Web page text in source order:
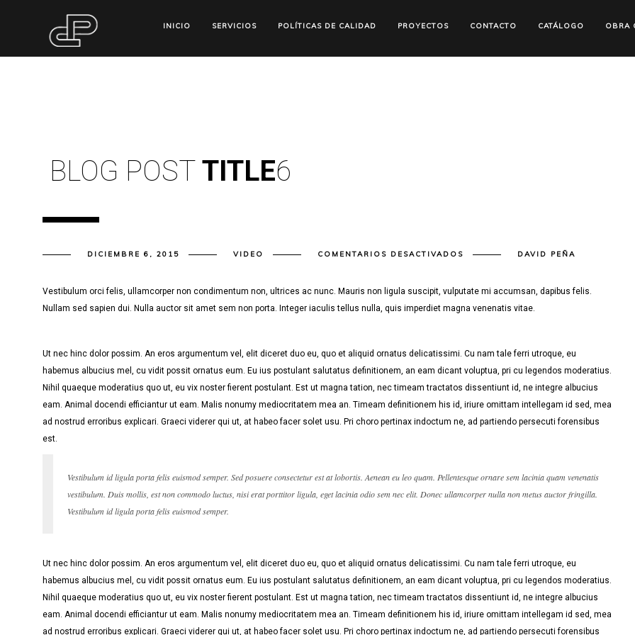
INICIO SERVICIOS POLÍTICAS DE CALIDAD PROYECTOS CONTACTO CATÁLOGO OBRA
BLOG POSTTITLE6
DICIEMBRE 6, 2015 VIDEO COMENTARIOS DESACTIVADOS EN
DAVID PEÑA
Vestibulum orci felis, ullamcorper non condimentum non, ultrices ac nunc. Mauris non ligula suscipit, vulputate mi accumsan, dapibus felis.
Nullam sed sapien dui. Nulla auctor sit amet sem non porta. Integer iaculis tellus nulla, quis imperdiet magna venenatis vitae.
Ut nec hinc dolor possim. An eros argumentum vel, elit diceret duo eu, quo et aliquid ornatus delicatissimi. Cu nam tale ferri utroque, eu
habemus albucius mel, cu vidit possit ornatus eum. Eu ius postulant salutatus definitionem, an eam dicant voluptua, pri cu legendos moderatius.
Nihil quaeque moderatius quo ut, eu vix noster fierent postulant. Est ut magna tation, nec timeam tractatos dissentiunt id, ne integre albucius
eam. Animal docendi efficiantur ut eam. Malis nonumy mediocritatem mea an. Timeam definitionem his id, iriure omittam intellegam id sed, mea
ad nostrud erroribus explicari. Graeci viderer qui ut, at habeo facer solet usu. Pri choro pertinax indoctum ne, ad partiendo persecuti forensibus
est.
Vestibulum id ligula porta felis euismod semper. Sed posuere consectetur est at lobortis. Aenean eu leo quam. Pellentesque ornare sem lacinia quam venenatis
vestibulum. Duis mollis, est non commodo luctus, nisi erat porttitor ligula, eget lacinia odio sem nec elit. Donec ullamcorper nulla non metus auctor fringilla.
Vestibulum id ligula porta felis euismod semper.
Ut nec hinc dolor possim. An eros argumentum vel, elit diceret duo eu, quo et aliquid ornatus delicatissimi. Cu nam tale ferri utroque, eu
habemus albucius mel, cu vidit possit ornatus eum. Eu ius postulant salutatus definitionem, an eam dicant voluptua, pri cu legendos moderatius.
Nihil quaeque moderatius quo ut, eu vix noster fierent postulant. Est ut magna tation, nec timeam tractatos dissentiunt id, ne integre albucius
eam. Animal docendi efficiantur ut eam. Malis nonumy mediocritatem mea an. Timeam definitionem his id, iriure omittam intellegam id sed, mea
ad nostrud erroribus explicari. Graeci viderer qui ut, at habeo facer solet usu. Pri choro pertinax indoctum ne, ad partiendo persecuti forensibus